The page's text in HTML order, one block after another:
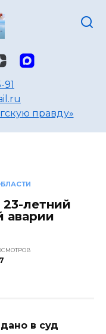
91
правду»
летний
аварии
в суд